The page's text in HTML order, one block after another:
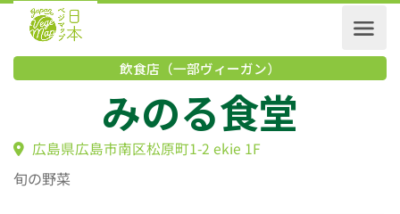
飲食店（一部ヴィーガン）
みのる食堂
広島県広島市南区松原町1-2 ekie 1F
旬の野菜